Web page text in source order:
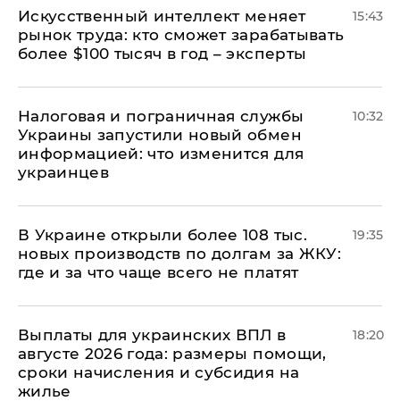
Искусственный интеллект меняет
рынок труда: кто сможет зарабатывать
более $100 тысяч в год – эксперты
15:43
Налоговая и пограничная службы
Украины запустили новый обмен
информацией: что изменится для
украинцев
10:32
В Украине открыли более 108 тыс.
новых производств по долгам за ЖКУ:
где и за что чаще всего не платят
19:35
Выплаты для украинских ВПЛ в
августе 2026 года: размеры помощи,
сроки начисления и субсидия на
жилье
18:20